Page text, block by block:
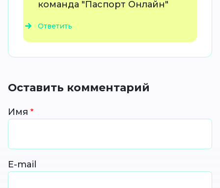
команда "Паспорт Онлайн"
Ответить
Оставить комментарий
Имя
E-mail